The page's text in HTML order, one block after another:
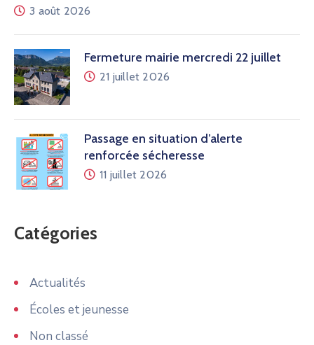
3 août 2026
Fermeture mairie mercredi 22 juillet
21 juillet 2026
Passage en situation d’alerte
renforcée sécheresse
11 juillet 2026
Catégories
Actualités
Écoles et jeunesse
Non classé